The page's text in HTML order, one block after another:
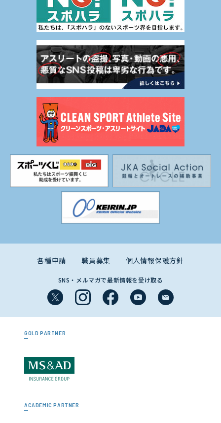
各種申請 職員募集 個人情報保護方針
SNS・メルマガで最新情報を受け取る
GOLD PARTNER
ACADEMIC PARTNER